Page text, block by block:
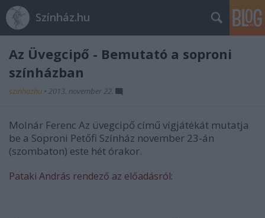
Színház.hu
Az Üvegcipő - Bemutató a soproni
színházban
szinhazhu • 2013. november 22.
Molnár Ferenc Az üvegcipő című vígjátékát mutatja
be a Soproni Petőfi Színház november 23-án
(szombaton) este hét órakor.
Pataki András rendező az előadásról: